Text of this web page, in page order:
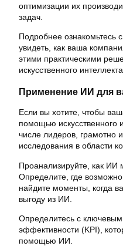
оптимизации их
задач.
Подробнее ознакомьтесь с
увидеть, как ваша
этими практическими
искусственного
Применение ИИ для
Если вы хотите, чтобы
помощью искусственного
числе лидеров, грамотно
исследования в области
Проанализируйте, как ИИ
Определите, где
найдите моменты, когда
выгоду из ИИ.
Определитесь с
эффективности (KPI),
помощью ИИ.